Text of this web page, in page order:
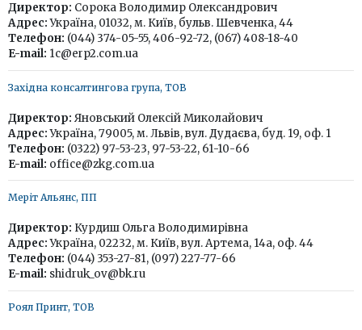
Директор: Сорока Володимир Олександрович
Адрес:Україна, 01032, м. Київ, бульв. Шевченка, 44
Телефон: (044) 374-05-55, 406-92-72, (067) 408-18-40
E-mail: 1c@erp2.com.ua
Західна консалтингова група, ТОВ
Директор: Яновський Олексій Миколайович
Адрес:Україна, 79005, м. Львів, вул. Дудаєва, буд. 19, оф. 1
Телефон: (0322) 97-53-23, 97-53-22, 61-10-66
E-mail: office@zkg.com.ua
Меріт Альянс, ПП
Директор: Курдиш Ольга Володимирівна
Адрес:Україна, 02232, м. Київ, вул. Артема, 14а, оф. 44
Телефон: (044) 353-27-81, (097) 227-77-66
E-mail: shidruk_ov@bk.ru
Роял Принт, ТОВ